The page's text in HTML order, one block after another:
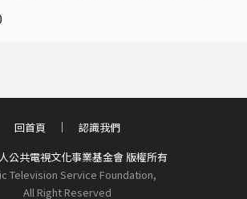
公共電視文化事業基金會 版權所有
Television Service Foundation,
All Right Reserved
回首頁 認識我們